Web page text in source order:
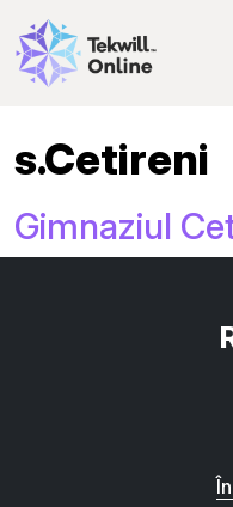
s.Cetireni
Gimnaziul